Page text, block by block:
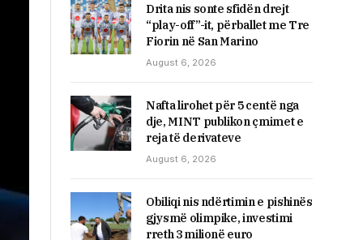
Drita nis sonte sfidën drejt
“play-off”-it, përballet me Tre
Fiorin në San Marino
August 6, 2026
Nafta lirohet për 5 centë nga
dje, MINT publikon çmimet e
reja të derivateve
August 6, 2026
Obiliqi nis ndërtimin e pishinës
gjysmë olimpike, investimi
rreth 3 milionë euro